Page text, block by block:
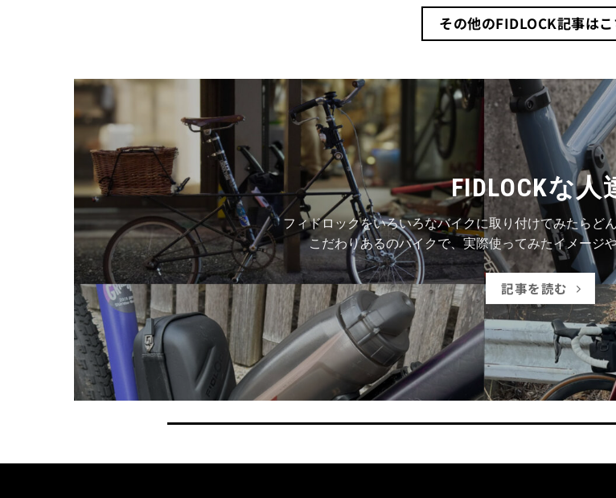
その他のFIDLOCK記事はこ
FIDLOCKな人
フィドロックをいろいろなバイクに取り付けてみたらど
こだわりあるのバイクで、実際使ってみたイメージ
記事を読む